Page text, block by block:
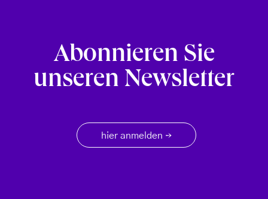
Abonnieren Sie
unseren Newsletter
hier anmelden →